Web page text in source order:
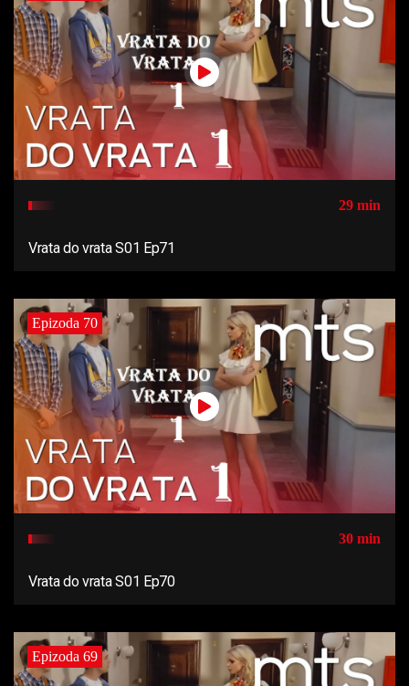
29 min
Vrata do vrata S01 Ep71
Epizoda 70
30 min
Vrata do vrata S01 Ep70
Epizoda 69